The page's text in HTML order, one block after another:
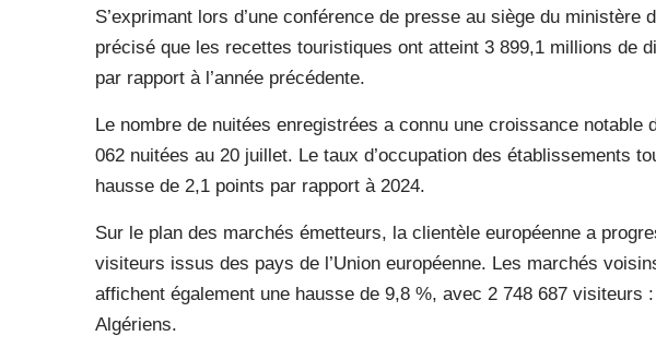
S’exprimant lors d’une conférence de presse au siège du ministère
précisé que les recettes touristiques ont atteint 3 899,1 millions de
par rapport à l’année précédente.
Le nombre de nuitées enregistrées a connu une croissance notable
062 nuitées au 20 juillet. Le taux d’occupation des établissements
hausse de 2,1 points par rapport à 2024.
Sur le plan des marchés émetteurs, la clientèle européenne a
visiteurs issus des pays de l’Union européenne. Les marchés
affichent également une hausse de 9,8 %, avec 2 748 687 visiteurs
Algériens.